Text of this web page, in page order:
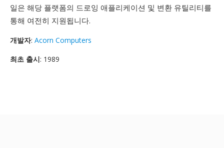
일은 해당 플랫폼의 드로잉 애플리케이션 및 변환 유틸리티를
통해 여전히 지원됩니다.
개발자: Acorn Computers
최초 출시: 1989